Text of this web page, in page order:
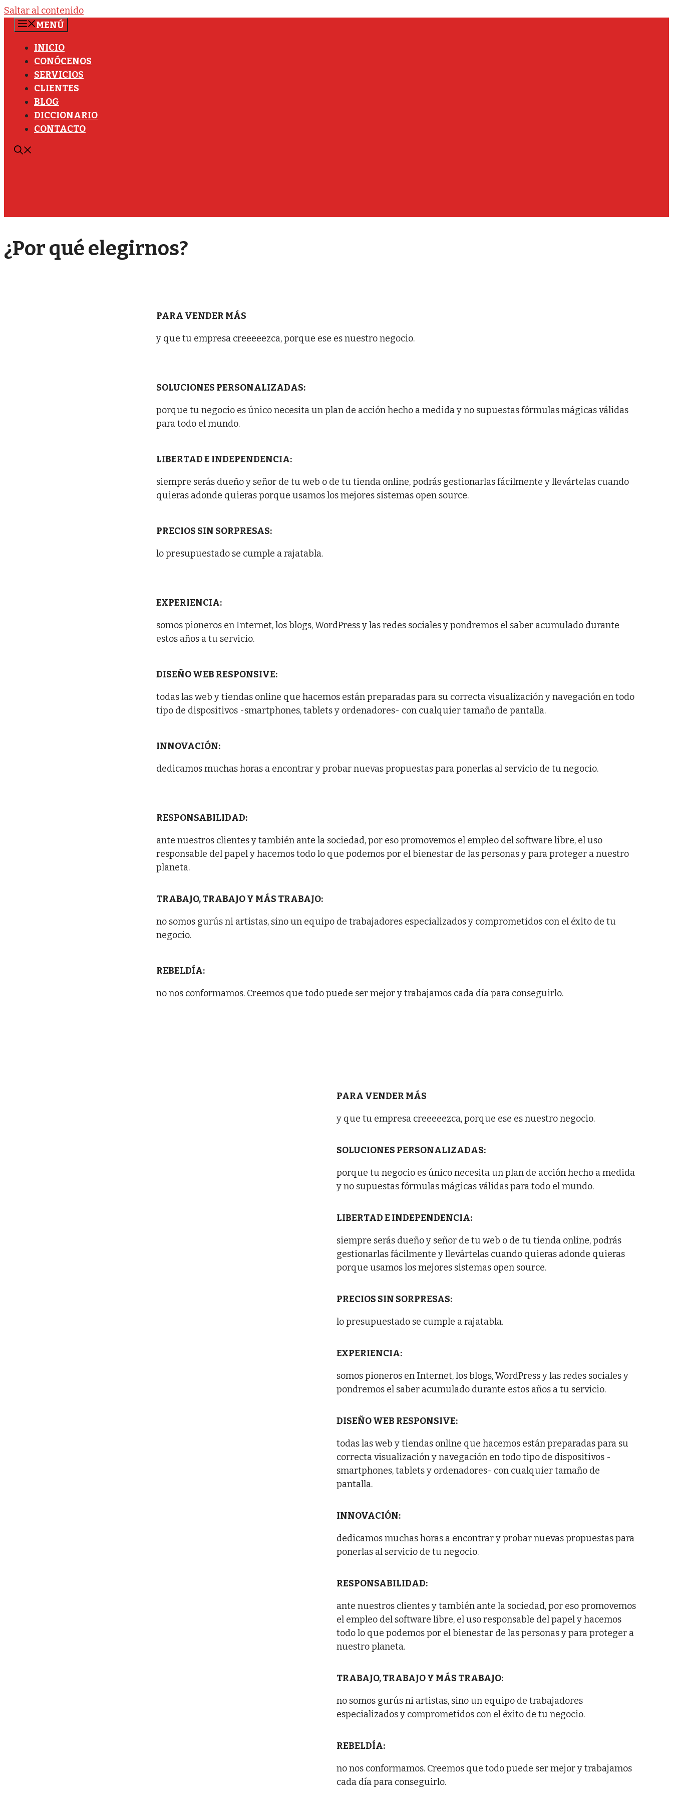
Saltar al contenido
MENÚ
INICIO
CONÓCENOS
SERVICIOS
CLIENTES
BLOG
DICCIONARIO
CONTACTO
¿Por qué elegirnos?
PARA VENDER MÁS
y que tu empresa creeeeezca, porque ese es nuestro negocio.
SOLUCIONES PERSONALIZADAS:
porque tu negocio es único necesita un plan de acción hecho a medida y no supuestas fórmulas mágicas válidas
para todo el mundo.
LIBERTAD E INDEPENDENCIA:
siempre serás dueño y señor de tu web o de tu tienda online, podrás gestionarlas fácilmente y llevártelas cuando
quieras adonde quieras porque usamos los mejores sistemas open source.
PRECIOS SIN SORPRESAS:
lo presupuestado se cumple a rajatabla.
EXPERIENCIA:
somos pioneros en Internet, los blogs, WordPress y las redes sociales y pondremos el saber acumulado durante
estos años a tu servicio.
DISEÑO WEB RESPONSIVE:
todas las web y tiendas online que hacemos están preparadas para su correcta visualización y navegación en todo
tipo de dispositivos -smartphones, tablets y ordenadores- con cualquier tamaño de pantalla.
INNOVACIÓN:
dedicamos muchas horas a encontrar y probar nuevas propuestas para ponerlas al servicio de tu negocio.
RESPONSABILIDAD:
ante nuestros clientes y también ante la sociedad, por eso promovemos el empleo del software libre, el uso
responsable del papel y hacemos todo lo que podemos por el bienestar de las personas y para proteger a nuestro
planeta.
TRABAJO, TRABAJO Y MÁS TRABAJO:
no somos gurús ni artistas, sino un equipo de trabajadores especializados y comprometidos con el éxito de tu
negocio.
REBELDÍA:
no nos conformamos. Creemos que todo puede ser mejor y trabajamos cada día para conseguirlo.
PARA VENDER MÁS
y que tu empresa creeeeezca, porque ese es nuestro negocio.
SOLUCIONES PERSONALIZADAS:
porque tu negocio es único necesita un plan de acción hecho a medida
y no supuestas fórmulas mágicas válidas para todo el mundo.
LIBERTAD E INDEPENDENCIA:
siempre serás dueño y señor de tu web o de tu tienda online, podrás
gestionarlas fácilmente y llevártelas cuando quieras adonde quieras
porque usamos los mejores sistemas open source.
PRECIOS SIN SORPRESAS:
lo presupuestado se cumple a rajatabla.
EXPERIENCIA:
somos pioneros en Internet, los blogs, WordPress y las redes sociales y
pondremos el saber acumulado durante estos años a tu servicio.
DISEÑO WEB RESPONSIVE:
todas las web y tiendas online que hacemos están preparadas para su
correcta visualización y navegación en todo tipo de dispositivos -
smartphones, tablets y ordenadores- con cualquier tamaño de
pantalla.
INNOVACIÓN:
dedicamos muchas horas a encontrar y probar nuevas propuestas para
ponerlas al servicio de tu negocio.
RESPONSABILIDAD:
ante nuestros clientes y también ante la sociedad, por eso promovemos
el empleo del software libre, el uso responsable del papel y hacemos
todo lo que podemos por el bienestar de las personas y para proteger a
nuestro planeta.
TRABAJO, TRABAJO Y MÁS TRABAJO:
no somos gurús ni artistas, sino un equipo de trabajadores
especializados y comprometidos con el éxito de tu negocio.
REBELDÍA:
no nos conformamos. Creemos que todo puede ser mejor y trabajamos
cada día para conseguirlo.